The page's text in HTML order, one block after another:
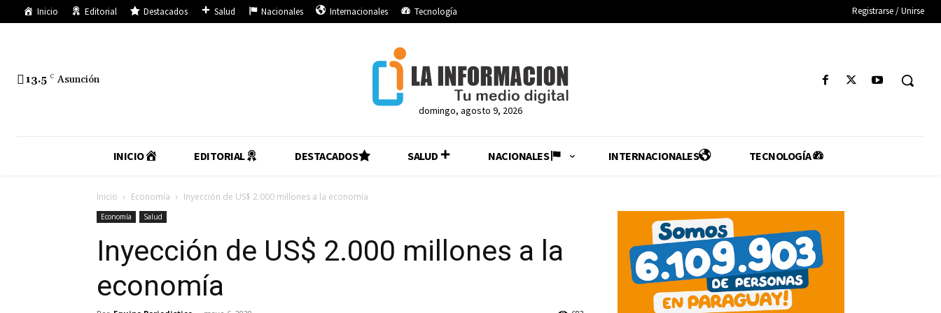
Inicio Editorial Destacados Salud Nacionales Internacionales Tecnología Registrarse / Unirse
13.5 C Asunción
domingo, agosto 9, 2026
INICIO EDITORIAL DESTACADOS SALUD NACIONALES INTERNACIONALES TECNOLOGÍA
Inicio Economía Inyección de US$ 2.000 millones a la economía
Economía Salud
Inyección de US$ 2.000 millones a la
economía